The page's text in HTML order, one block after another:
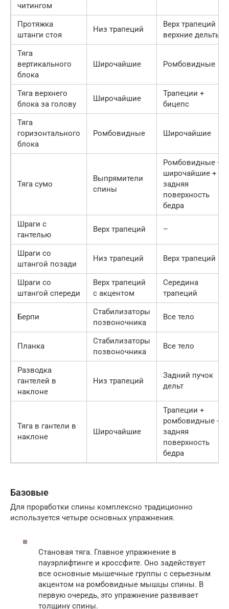
читингом
Протяжка
штанги стоя
Низ трапеций
Верх трапеций +
верхние дельты
Тяга
вертикального
блока
Широчайшие Ромбовидные
Тяга верхнего
блока за голову
Широчайшие
Трапеции +
бицепс
Тяга
горизонтального
блока
Ромбовидные Широчайшие
Тяга сумо
Выпрямители
спины
Ромбовидные +
широчайшие +
задняя
поверхность
бедра
Шраги с
гантелью
Верх трапеций –
Шраги со
штангой позади
Низ трапеций Верх трапеций
Шраги со
штангой спереди
Верх трапеций
с акцентом
Середина
трапеций
Берпи
Стабилизаторы
позвоночника
Все тело
Планка
Стабилизаторы
позвоночника
Все тело
Разводка
гантелей в
наклоне
Низ трапеций
Задний пучок
дельт
Тяга в гантели в
наклоне
Широчайшие
Трапеции +
ромбовидные +
задняя
поверхность
бедра
Базовые
Для проработки спины комплексно традиционно
используется четыре основных упражнения.
Становая тяга. Главное упражнение в
пауэрлифтинге и кроссфите. Оно задействует
все основные мышечные группы с серьезным
акцентом на ромбовидные мышцы спины. В
первую очередь, это упражнение развивает
толщину спины.